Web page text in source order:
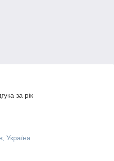
за рік
Україна